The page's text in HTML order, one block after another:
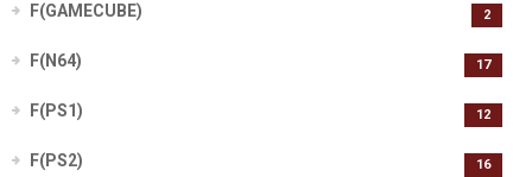
F(GAMECUBE) 2
F(N64) 17
F(PS1) 12
F(PS2) 16